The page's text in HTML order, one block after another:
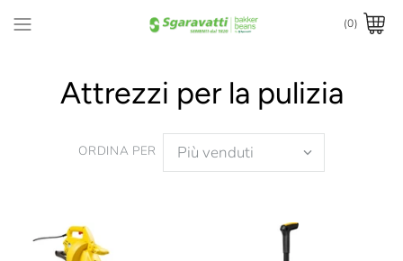
(0)
Attrezzi per la pulizia
ORDINA PER